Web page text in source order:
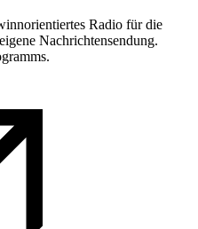
Radio für die
Nachrichtensendung.